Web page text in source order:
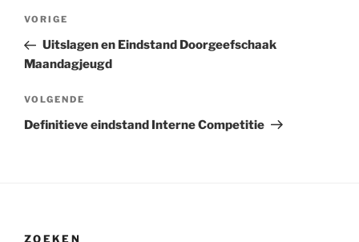
Bericht
Vorig
bericht
VORIGE
Uitslagen en Eindstand Doorgeefschaak
Maandagjeugd
Volgend
bericht
VOLGENDE
Definitieve eindstand Interne Competitie
ZOEKEN